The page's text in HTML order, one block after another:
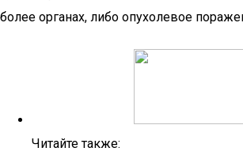
более органах, либо опухолевое
Читайте также: